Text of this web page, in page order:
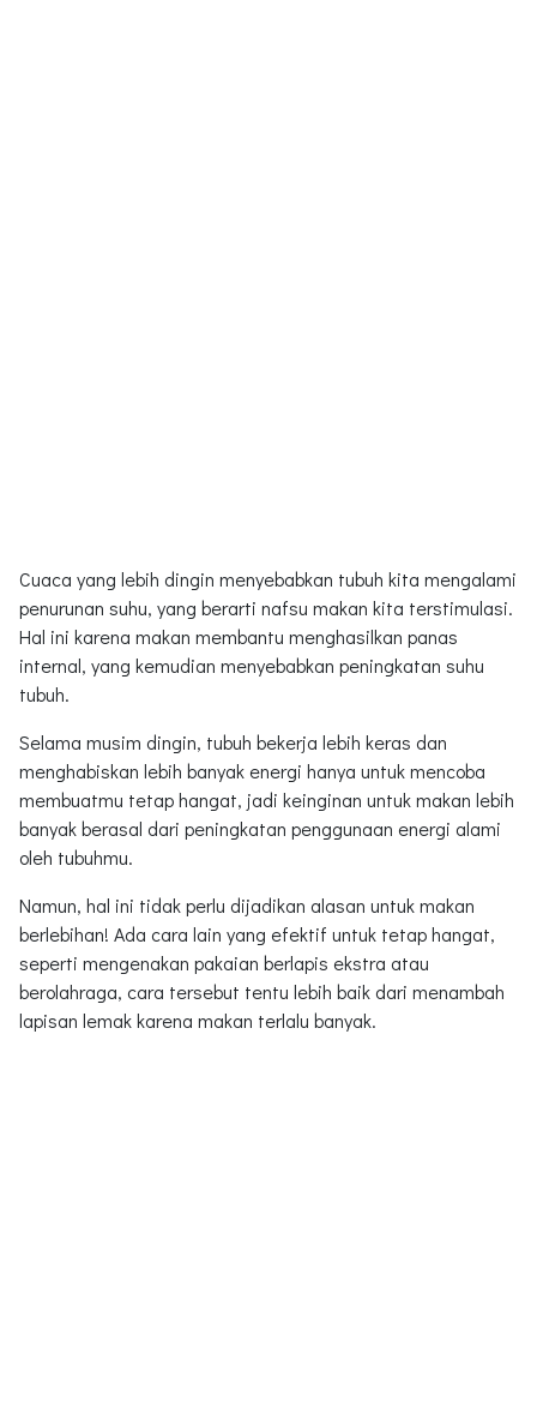
Cuaca yang lebih dingin menyebabkan tubuh kita mengalami
penurunan suhu, yang berarti nafsu makan kita terstimulasi.
Hal ini karena makan membantu menghasilkan panas
internal, yang kemudian menyebabkan peningkatan suhu
tubuh.
Selama musim dingin, tubuh bekerja lebih keras dan
menghabiskan lebih banyak energi hanya untuk mencoba
membuatmu tetap hangat, jadi keinginan untuk makan lebih
banyak berasal dari peningkatan penggunaan energi alami
oleh tubuhmu.
Namun, hal ini tidak perlu dijadikan alasan untuk makan
berlebihan! Ada cara lain yang efektif untuk tetap hangat,
seperti mengenakan pakaian berlapis ekstra atau
berolahraga, cara tersebut tentu lebih baik dari menambah
lapisan lemak karena makan terlalu banyak.